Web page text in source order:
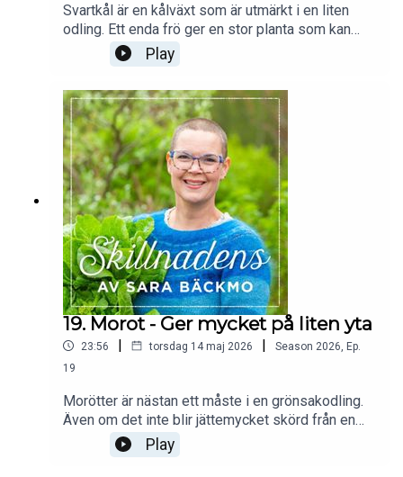
Svartkål är en kålväxt som är utmärkt i en liten
odling. Ett enda frö ger en stor planta som kan
skörda blad för blad i många månader. Få tips om
hur du kan odla den hemma till din trädgård. Sådd i
maj-juni funkar fint!Av och med Sara Bäckmo -
www.sarabackmo.se.Tips från Skillnadens
webbutik på www.sarabackmo.se. Beställ en av
mina signerade trädgårdsböcker och få
inspiration till att odla ännu mer grönsaker! Här
ser du alla mina böcker:
https://sarabackmo.se/produkt-kategori/mina-
bocker/
Play
19. Morot - Ger mycket på liten yta
23:56 | torsdag 14 maj 2026 | Season 2026, Ep.
19
Morötter är nästan ett måste i en grönsakodling.
Även om det inte blir jättemycket skörd från en
liten plätt, tycker jag ändå att morot är värd att
odla. Välj tidiga och snabbväxande morötter och
Play